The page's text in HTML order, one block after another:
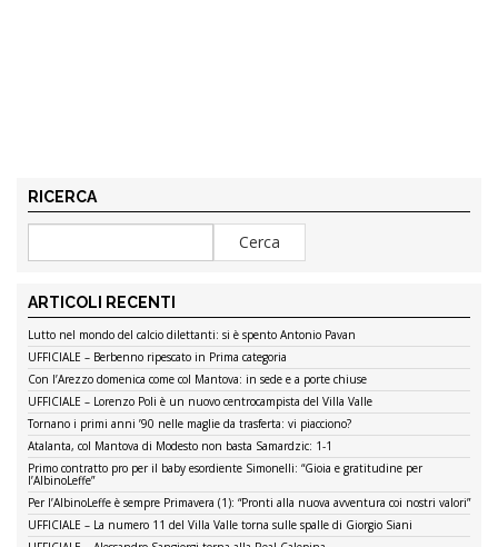
RICERCA
ARTICOLI RECENTI
Lutto nel mondo del calcio dilettanti: si è spento Antonio Pavan
UFFICIALE – Berbenno ripescato in Prima categoria
Con l’Arezzo domenica come col Mantova: in sede e a porte chiuse
UFFICIALE – Lorenzo Poli è un nuovo centrocampista del Villa Valle
Tornano i primi anni ’90 nelle maglie da trasferta: vi piacciono?
Atalanta, col Mantova di Modesto non basta Samardzic: 1-1
Primo contratto pro per il baby esordiente Simonelli: “Gioia e gratitudine per
l’AlbinoLeffe”
Per l’AlbinoLeffe è sempre Primavera (1): “Pronti alla nuova avventura coi nostri valori”
UFFICIALE – La numero 11 del Villa Valle torna sulle spalle di Giorgio Siani